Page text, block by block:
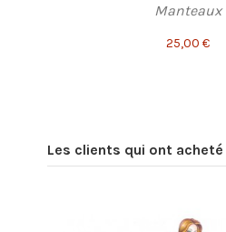
Manteaux
25,00 €
Les clients qui ont